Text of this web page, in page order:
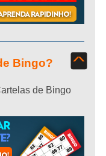
Bingo?
de Bingo
^